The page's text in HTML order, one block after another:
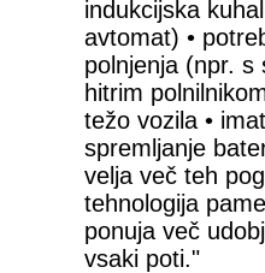
indukcijska
avtomat) •
polnjenja (npr. s
hitrim
težo vozila •
spremljanje
velja več teh
tehnologija
ponuja več
vsaki poti."